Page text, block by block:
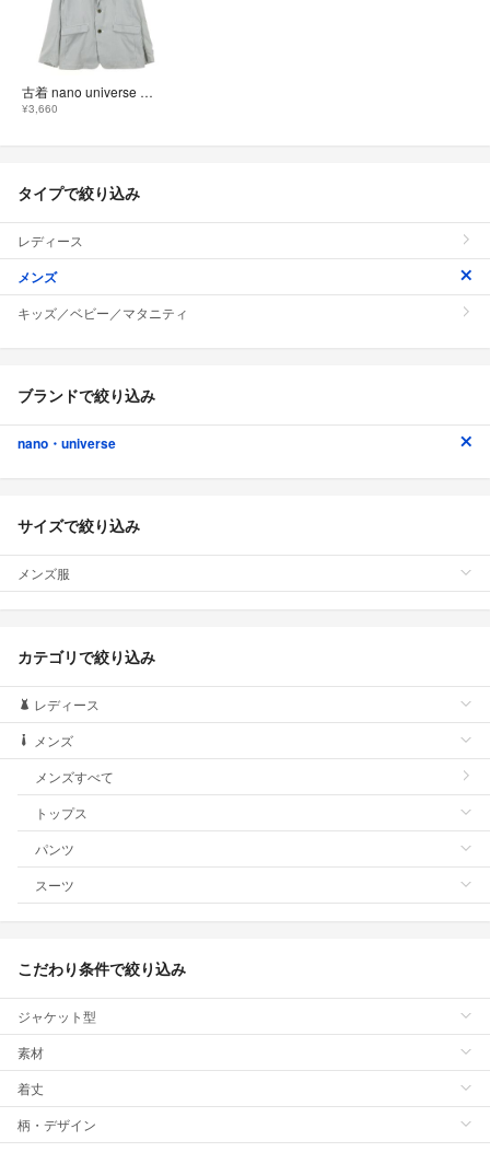
古着 nano universe ナノユニバース ストライプ柄 バイカラー 長袖 シアサッカー テーラードジャケット L グレー系 メンズ
¥3,660
タイプで絞り込み
レディース
メンズ
キッズ／ベビー／マタニティ
ブランドで絞り込み
nano・universe
サイズで絞り込み
メンズ服
カテゴリで絞り込み
レディース
メンズ
メンズすべて
トップス
パンツ
スーツ
こだわり条件で絞り込み
ジャケット型
素材
着丈
柄・デザイン